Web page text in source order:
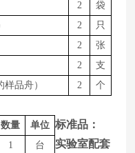
2
袋
2
只
2
张
2
支
品舟） 2 个
数量
单位
1
台
标准品：
实验室配套